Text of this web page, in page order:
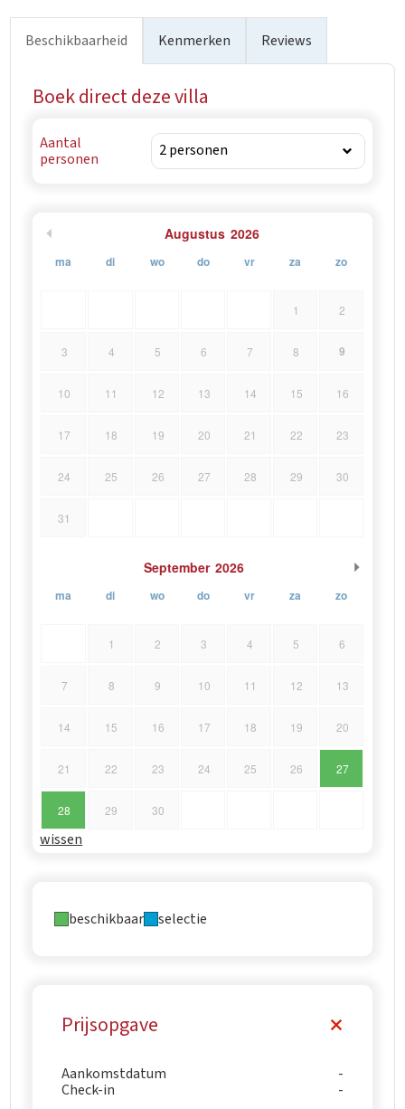
Beschikbaarheid Kenmerken Reviews
Boek direct deze villa
Aantal
personen
Augustus 2026
ma di wo do vr za zo
1 2
3 4 5 6 7 8 9
10 11 12 13 14 15 16
17 18 19 20 21 22 23
24 25 26 27 28 29 30
31
September 2026
ma di wo do vr za zo
1 2 3 4 5 6
7 8 9 10 11 12 13
14 15 16 17 18 19 20
21 22 23 24 25 26 27
28 29 30
wissen
beschikbaar selectie
Prijsopgave
Aankomstdatum
Check-in